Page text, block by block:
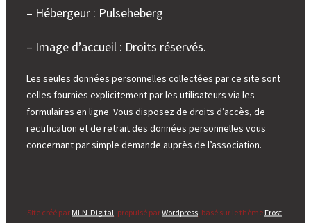
– Hébergeur : Pulseheberg
– Image d’accueil : Droits réservés.
Les seules données personnelles collectées par ce site sont
celles fournies explicitement par les utilisateurs via les
formulaires en ligne. Vous disposez de droits d’accès, de
rectification et de retrait des données personnelles vous
concernant par simple demande auprès de l’association.
Site créé par MLN-Digital , propulsé parWordpress , basé sur le thème Frost.